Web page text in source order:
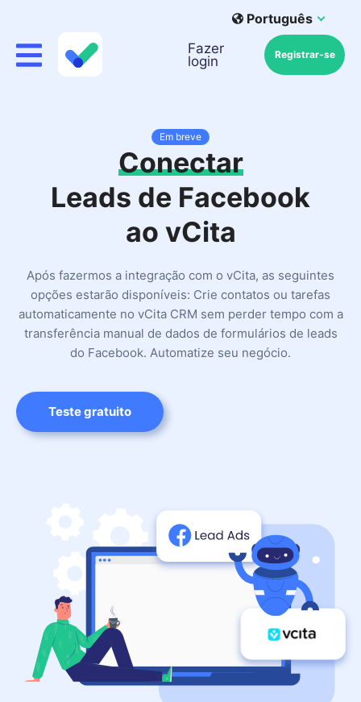
Português
Fazer
login
Registrar-se
Em breve
Conectar
Leads de Facebook
ao vCita
Após fazermos a integração com o vCita, as seguintes
opções estarão disponíveis: Crie contatos ou tarefas
automaticamente no vCita CRM sem perder tempo com a
transferência manual de dados de formulários de leads
do Facebook. Automatize seu negócio.
Teste gratuito